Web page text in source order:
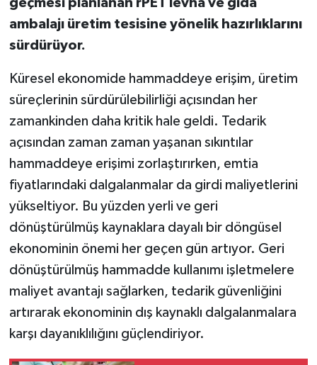
ambalajı üretim tesisine yönelik hazırlıklarını
sürdürüyor.
Küresel ekonomide hammaddeye erişim, üretim
süreçlerinin sürdürülebilirliği açısından her
zamankinden daha kritik hale geldi. Tedarik
açısından zaman zaman yaşanan sıkıntılar
hammaddeye erişimi zorlaştırırken, emtia
fiyatlarındaki dalgalanmalar da girdi maliyetlerini
yükseltiyor. Bu yüzden yerli ve geri
dönüştürülmüş kaynaklara dayalı bir döngüsel
ekonominin önemi her geçen gün artıyor. Geri
dönüştürülmüş hammadde kullanımı işletmelere
maliyet avantajı sağlarken, tedarik güvenliğini
artırarak ekonominin dış kaynaklı dalgalanmalara
karşı dayanıklılığını güçlendiriyor.